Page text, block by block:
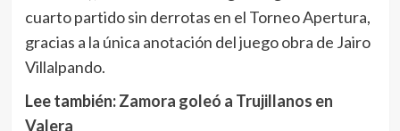
cuarto partido sin derrotas en el Torneo Apertura,
gracias a la única anotación del juego obra de Jairo
Villalpando.
Lee también:Zamora goleó a Trujillanos en
Valera